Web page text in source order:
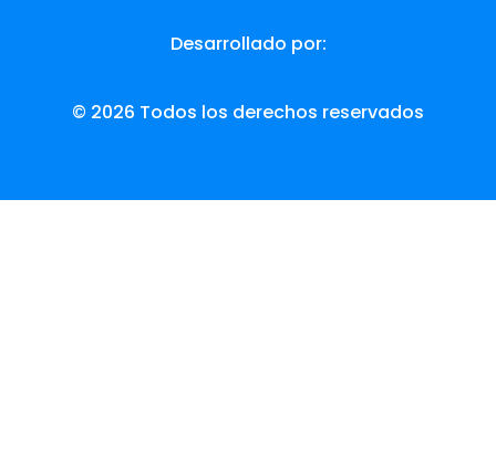
Desarrollado por:
© 2026 Todos los derechos reservados